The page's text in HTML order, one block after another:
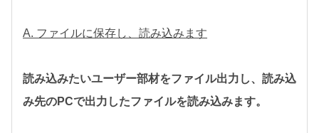
A. ファイルに保存し、読み込みます
読み込みたいユーザー部材をファイル出力し、読み込
み先のPCで出力したファイルを読み込みます。